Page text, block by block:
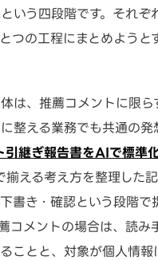
いう四段階です。それぞ
つの工程にまとめようと
は、推薦コメントに限ら
整える業務でも共通の発
引継ぎ報告書をAIで標準
える考え方を整理した記
書き・確認という段階で
コメントの場合は、読み
ことと、対象が個人情報